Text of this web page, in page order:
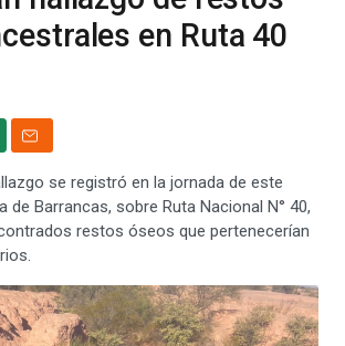
en Ruta 40
se registró en la jornada de este
de Barrancas, sobre Ruta Nacional N° 40,
restos óseos que pertenecerían